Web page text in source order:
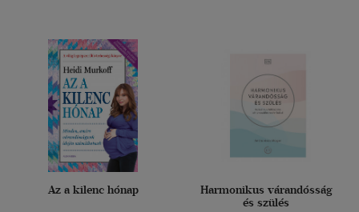
Az a kilenc hónap
Harmonikus várandósság
és szülés